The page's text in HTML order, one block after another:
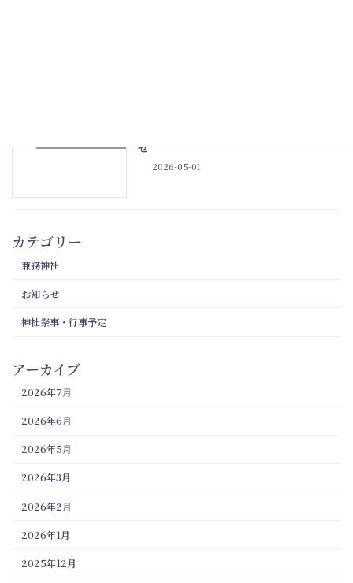
せ
2026-05-01
カテゴリー
兼務神社
お知らせ
神社祭事・行事予定
アーカイブ
2026年7月
2026年6月
2026年5月
2026年3月
2026年2月
2026年1月
2025年12月